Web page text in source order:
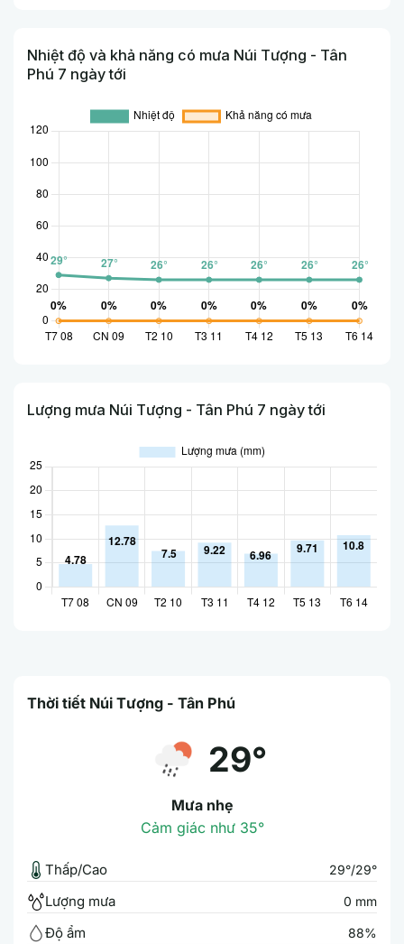
Nhiệt độ và khả năng có mưa Núi Tượng - Tân
Phú 7 ngày tới
Lượng mưa Núi Tượng - Tân Phú 7 ngày tới
Thời tiết Núi Tượng - Tân Phú
29°
Mưa nhẹ
Cảm giác như 35°
Thấp/Cao 29°/29°
Lượng mưa 0 mm
Độ ẩm 88%